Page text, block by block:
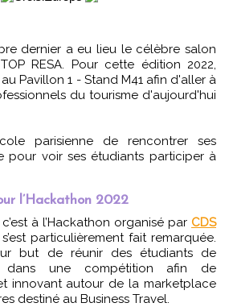
dernier a eu lieu le célèbre salon
RESA. Pour cette édition 2022,
Pavillon 1 - Stand M41 afin d'aller à
du tourisme d'aujourd'hui
parisienne de rencontrer ses
pour voir ses étudiants participer à
l’Hackathon 2022
à l’Hackathon organisé par CDS
s’est particulièrement fait remarquée.
but de réunir des étudiants de
dans une compétition afin de
innovant autour de la marketplace
destiné au Business Travel.